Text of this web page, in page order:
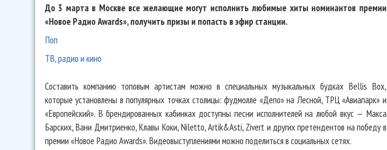
До 3 марта в Москве все желающие могут исполнить любимые хиты номинантов премии
«Новое Радио Awards», получить призы и попасть в эфир станции.
Поп
ТВ, радио и кино
Составить компанию топовым артистам можно в специальных музыкальных будках Bellis Box,
которые установлены в популярных точках столицы: фудмолле «Депо» на Лесной, ТРЦ «Авиапарк» и
«Европейский». В брендированных кабинках доступны песни исполнителей на любой вкус — Макса
Барских, Вани Дмитриенко, Клавы Коки, Niletto, Artik&Asti, Zivert и других претендентов на победу в
премии «Новое Радио Awards». Видеовыступлениями можно поделиться в социальных сетях.